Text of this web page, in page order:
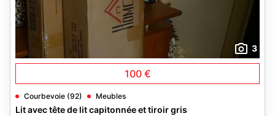
3
100 €
Courbevoie (92) Meubles
Lit avec tête de lit capitonnée et tiroir gris